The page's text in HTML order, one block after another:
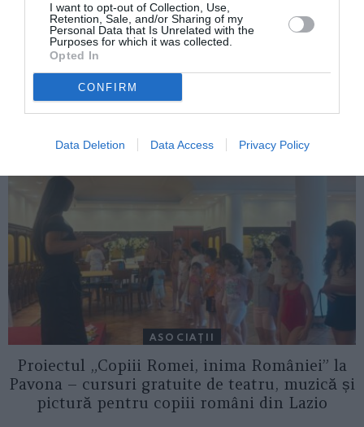
I want to opt-out of Collection, Use,
Retention, Sale, and/or Sharing of my
Personal Data that Is Unrelated with the
Purposes for which it was collected.
Opted In
CONFIRM
Data Deletion Data Access Privacy Policy
Concursul Miss Badante 2026: informații
despre înscrieri și participare
ASOCIAŢII
Proiectul „Copiii Romei, inima României” la
Pavona – cursuri gratuite de teatru, muzică și
pictură pentru copiii români din Lazio